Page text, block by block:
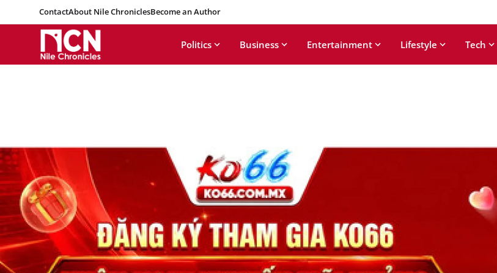
ContactAbout Nile ChroniclesBecome an Author
Politics Business Entertainment Lifestyle Tech